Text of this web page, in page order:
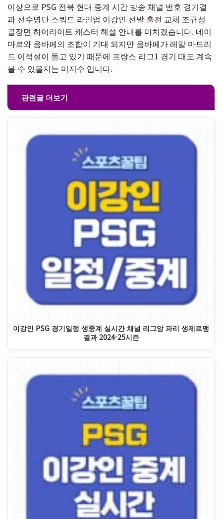
이상으로 PSG 전북 현대 중계 시간 방송 채널 번호 경기결
과 선수명단 스쿼드 라인업 이강인 선발 출전 교체 조규성
골장면 하이라이트 캐스터 해설 안내를 마치겠습니다. 네이
마르와 음바페의 조합이 기대 되지만 음바페가 레알 마드리
드 이적설이 돌고 있기 때문에 프랑스 리그1 경기 때도 계속
볼 수 있을지는 미지수 입니다.
관련글 더보기
이강인 PSG 경기일정 생중계 실시간 채널 리그앙 파리 생제르맹
결과 2024-25시즌